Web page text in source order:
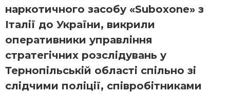
наркотичного засобу «Suboxone» з
Італії до України, викрили
оперативники управління
стратегічних розслідувань у
Тернопільській області спільно зі
слідчими поліції, співробітниками